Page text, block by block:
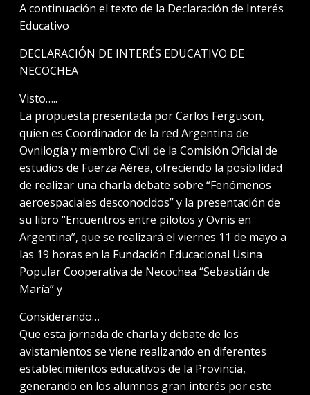
A continuación el texto de la Declaración de Interés
Educativo
DECLARACIÓN DE INTERÉS EDUCATIVO DE
NECOCHEA
Visto…..
La propuesta presentada por Carlos Ferguson,
quien es Coordinador de la red Argentina de
Ovnilogía y miembro Civil de la Comisión Oficial de
estudios de Fuerza Aérea, ofreciendo la posibilidad
de realizar una charla debate sobre “Fenómenos
aeroespaciales desconocidos” y la presentación de
su libro “Encuentros entre pilotos y Ovnis en
Argentina”, que se realizará el viernes 11 de mayo a
las 19 horas en la Fundación Educacional Usina
Popular Cooperativa de Necochea “Sebastián de
María” y
Considerando…
Que esta jornada de charla y debate de los
avistamientos se viene realizando en diferentes
establecimientos educativos de la Provincia,
generando en los alumnos gran interés por este